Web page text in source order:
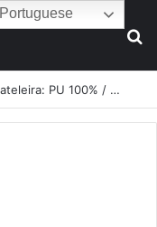
Fabricantes já têm o “plano B” na prateleira: PU 100% / NC-free existe, mas ainda é pouco usado: a hora é transformar isso em projeto de resiliência
Portuguese